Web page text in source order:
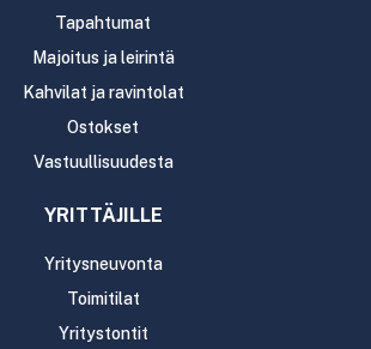
Tapahtumat
Majoitus ja leirintä
Kahvilat ja ravintolat
Ostokset
Vastuullisuudesta
YRITTÄJILLE
Yritysneuvonta
Toimitilat
Yritystontit